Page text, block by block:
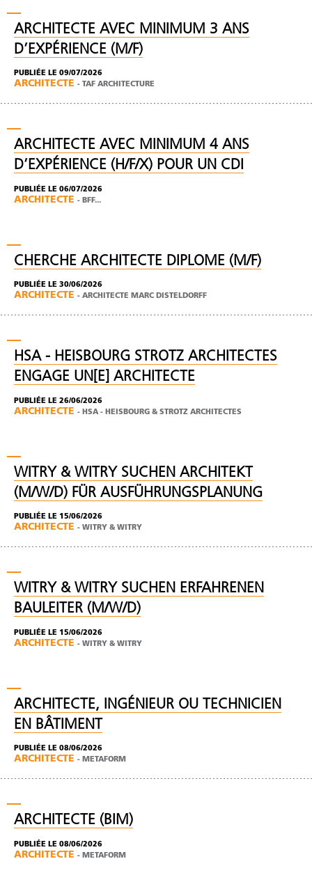
ARCHITECTE AVEC MINIMUM 3 ANS
D’EXPÉRIENCE (M/F)
PUBLIÉE LE 09/07/2026
ARCHITECTE - TAF ARCHITECTURE
ARCHITECTE AVEC MINIMUM 4 ANS
D’EXPÉRIENCE (H/F/X) POUR UN CDI
PUBLIÉE LE 06/07/2026
ARCHITECTE - BFF...
CHERCHE ARCHITECTE DIPLOME (M/F)
PUBLIÉE LE 30/06/2026
ARCHITECTE - ARCHITECTE MARC DISTELDORFF
HSA - HEISBOURG STROTZ ARCHITECTES
ENGAGE UN[E] ARCHITECTE
PUBLIÉE LE 26/06/2026
ARCHITECTE - HSA - HEISBOURG & STROTZ ARCHITECTES
WITRY & WITRY SUCHEN ARCHITEKT
(M/W/D) FÜR AUSFÜHRUNGSPLANUNG
PUBLIÉE LE 15/06/2026
ARCHITECTE - WITRY & WITRY
WITRY & WITRY SUCHEN ERFAHRENEN
BAULEITER (M/W/D)
PUBLIÉE LE 15/06/2026
ARCHITECTE - WITRY & WITRY
ARCHITECTE, INGÉNIEUR OU TECHNICIEN
EN BÂTIMENT
PUBLIÉE LE 08/06/2026
ARCHITECTE - METAFORM
ARCHITECTE (BIM)
PUBLIÉE LE 08/06/2026
ARCHITECTE - METAFORM